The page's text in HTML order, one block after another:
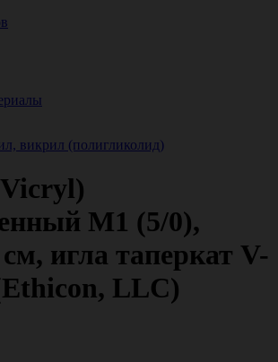
викрил (полигликолид)
М1 (5/0),
игла таперкат V-
LLC)